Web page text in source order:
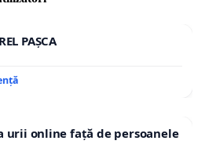
PAȘCA
urii online față de persoanele